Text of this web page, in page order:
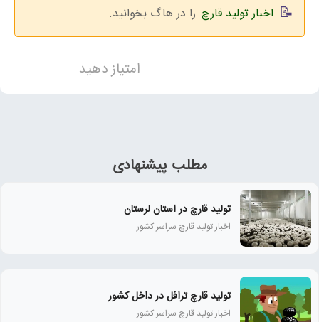
اخبار تولید قارچ را در هاگ بخوانید.
امتیاز دهید
مطلب پیشنهادی
تولید قارچ در استان لرستان
اخبار تولید قارچ سراسر کشور
تولید قارچ ترافل در داخل کشور
اخبار تولید قارچ سراسر کشور